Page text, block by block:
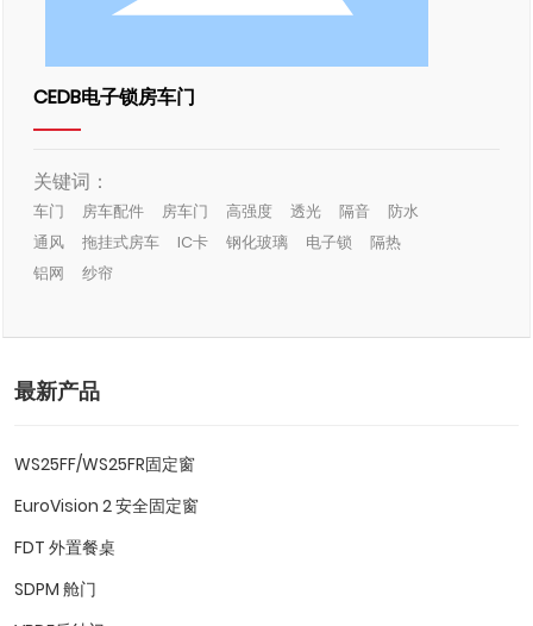
CEDB电子锁房车门
关键词：
车门 房车配件 房车门 高强度 透光 隔音
防水
通风
拖挂式房车 IC卡 钢化玻璃 电子锁
隔热
铝网
纱帘
最新产品
WS25FF/WS25FR固定窗
EuroVision 2 安全固定窗
FDT 外置餐桌
SDPM 舱门